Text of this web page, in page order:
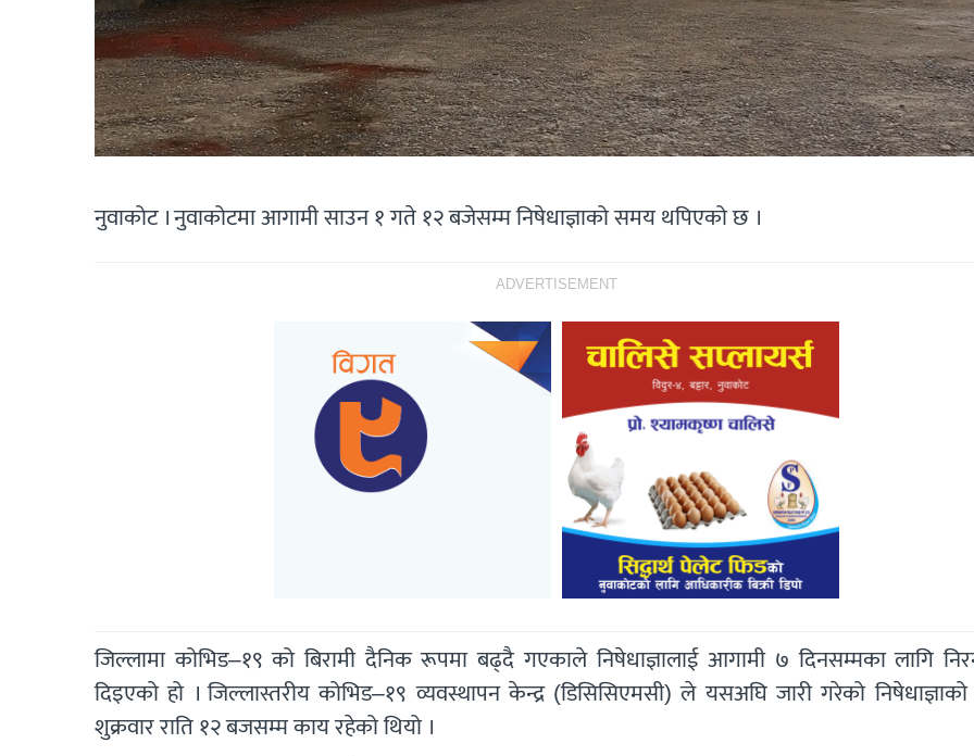
नुवाकोट । नुवाकोटमा आगामी साउन १ गते १२ बजेसम्म निषेधाज्ञाको समय थपिएको छ ।
ADVERTISEMENT
जिल्लामा कोभिड–१९ को बिरामी दैनिक रूपमा बढ्दै गएकाले निषेधाज्ञालाई आगामी ७ दिनसम्मका लागि
दिइएको हो । जिल्लास्तरीय कोभिड–१९ व्यवस्थापन केन्द्र (डिसिसिएमसी) ले यसअघि जारी गरेको
शुक्रवार राति १२ बजसम्म काय रहेको थियो ।